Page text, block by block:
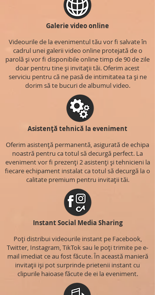
Galerie video online
Videourile de la evenimentul tău vor fi salvate în
cadrul unei galerii video online protejată de o
parolă și vor fi disponibile online timp de 90 de zile
doar pentru tine și invitații tăi. Oferim acest
serviciu pentru că ne pasă de intimitatea ta și ne
dorim să te bucuri de albumul video.
Asistență tehnică la eveniment
Oferim asistență permanentă, asigurată de echipa
noastră pentru ca totul să decurgă perfect. La
eveniment vor fi prezenți 2 asistenți și tehnicieni la
fiecare echipament instalat ca totul să decurgă la o
calitate premium pentru invitații tăi.
Instant Social Media Sharing
Poți distribui videourile instant pe Facebook,
Twitter, Instagram, TikTok sau le poți trimite pe e-
mail imediat ce au fost făcute. În această manieră
invitații iși pot surprinde prietenii instant cu
clipurile haioase făcute de ei la eveniment.